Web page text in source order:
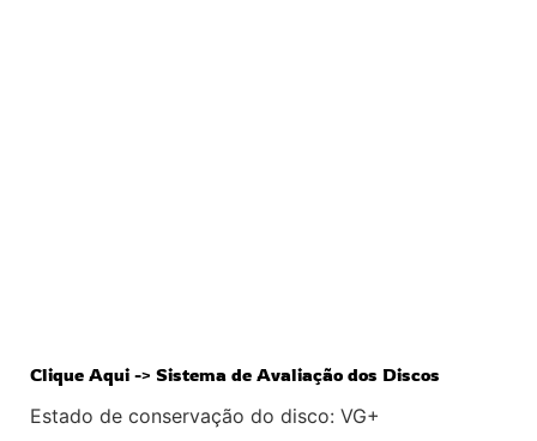
Clique Aqui -> Sistema de Avaliação dos Discos
Estado de conservação do disco: VG+